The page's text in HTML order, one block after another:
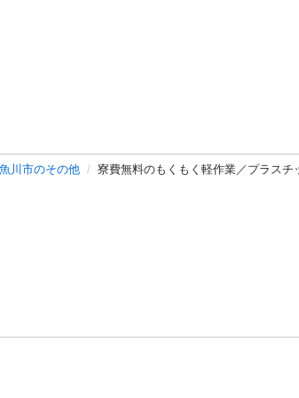
川市のその他 寮費無料のもくもく軽作業／プラスチ